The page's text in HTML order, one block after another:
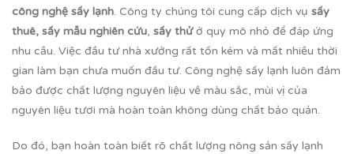
công nghệ sấy lạnh. Công ty chúng tôi cung cấp dịch vụ sấy
thuê, sấy mẫu nghiên cứu, sấy thửở quy mô nhỏ để đáp ứng
nhu cầu. Việc đầu tư nhà xưởng rất tốn kém và mất nhiều thời
gian làm bạn chưa muốn đầu tư. Công nghệ sấy lạnh luôn đảm
bảo được chất lượng nguyên liệu về màu sắc, mùi vị của
nguyên liệu tươi mà hoàn toàn không dùng chất bảo quản.
Do đó, bạn hoàn toàn biết rõ chất lượng nông sản sấy lạnh